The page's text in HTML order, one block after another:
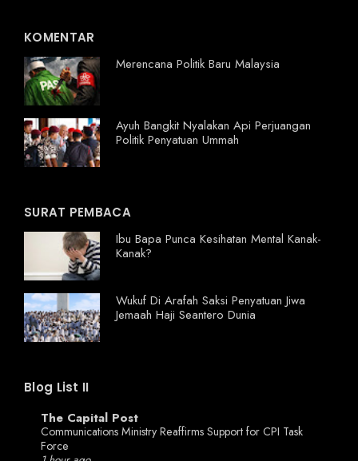
KOMENTAR
Merencana Politik Baru Malaysia
Ayuh Bangkit Nyalakan Api Perjuangan
Politik Penyatuan Ummah
SURAT PEMBACA
Ibu Bapa Punca Kesihatan Mental Kanak-
Kanak?
Wukuf Di Arafah Saksi Penyatuan Jiwa
Jemaah Haji Seantero Dunia
Blog List II
The Capital Post
Communications Ministry Reaffirms Support for CPI Task
Force